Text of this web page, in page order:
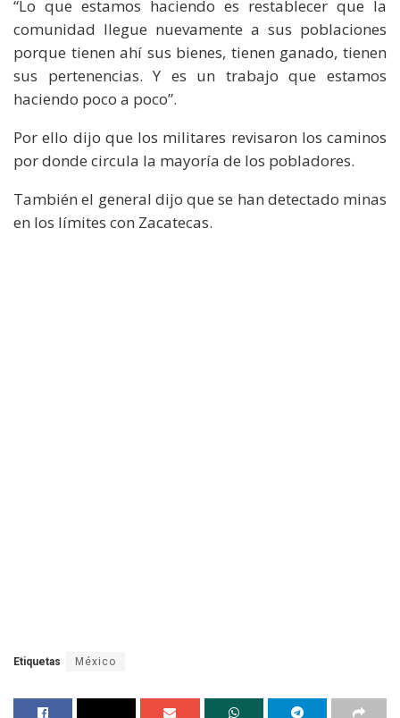
“Lo que estamos haciendo es restablecer que la
comunidad llegue nuevamente a sus poblaciones
porque tienen ahí sus bienes, tienen ganado, tienen
sus pertenencias. Y es un trabajo que estamos
haciendo poco a poco”.
Por ello dijo que los militares revisaron los caminos
por donde circula la mayoría de los pobladores.
También el general dijo que se han detectado minas
en los límites con Zacatecas.
Etiquetas México